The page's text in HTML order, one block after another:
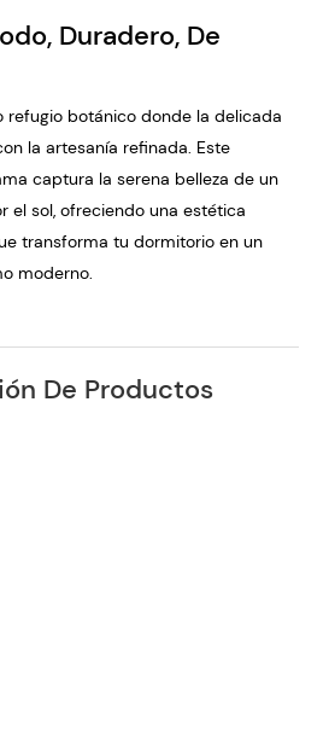
Duradero, De
refugio botánico donde la delicada
la artesanía refinada. Este
captura la serena belleza de un
el sol, ofreciendo una estética
transforma tu dormitorio en un
moderno.
De Productos